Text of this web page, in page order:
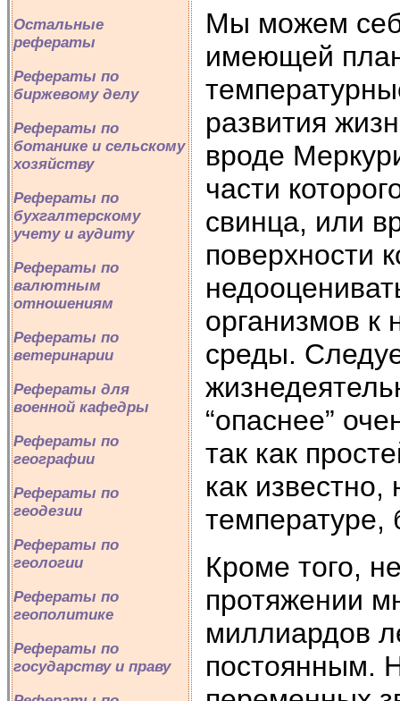
Остальные
рефераты
Рефераты по
биржевому делу
Рефераты по
ботанике и сельскому
хозяйству
Рефераты по
бухгалтерскому
учету и аудиту
Рефераты по
валютным
отношениям
Рефераты по
ветеринарии
Рефераты для
военной кафедры
Рефераты по
географии
Рефераты по
геодезии
Рефераты по
геологии
Рефераты по
геополитике
Рефераты по
государству и праву
Мы можем
имеющей
развития
вроде
части
свинца, или
поверхности
организмов к
среды.
“опаснее”
так как
как
температуре,
Кроме того,
протяжении
миллиардов
постоянным.